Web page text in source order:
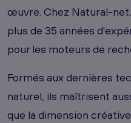
œuvre. Chez Natural-
plus de 35 années
pour les moteurs de
Formés aux dernières
naturel, ils maîtrisent
que la dimension